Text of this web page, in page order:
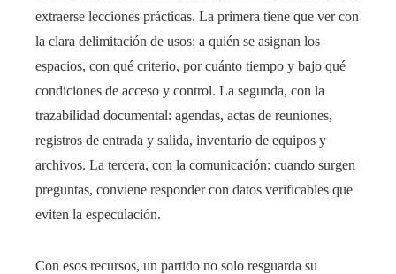
extraerse lecciones prácticas. La primera tiene que ver con
la clara delimitación de usos: a quién se asignan los
espacios, con qué criterio, por cuánto tiempo y bajo qué
condiciones de acceso y control. La segunda, con la
trazabilidad documental: agendas, actas de reuniones,
registros de entrada y salida, inventario de equipos y
archivos. La tercera, con la comunicación: cuando surgen
preguntas, conviene responder con datos verificables que
eviten la especulación.
Con esos recursos, un partido no solo resguarda su